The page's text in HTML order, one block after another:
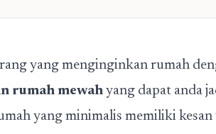
yang menginginkan rumah
rumah mewah yang dapat anda
yang minimalis memiliki kesan